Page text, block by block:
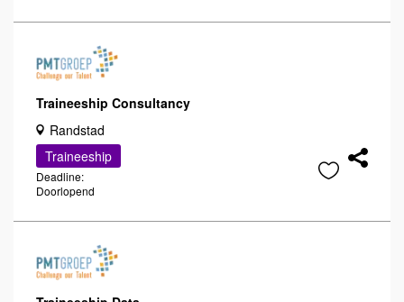
Traineeship Consultancy
Randstad
Traineeship
Deadline:
Doorlopend